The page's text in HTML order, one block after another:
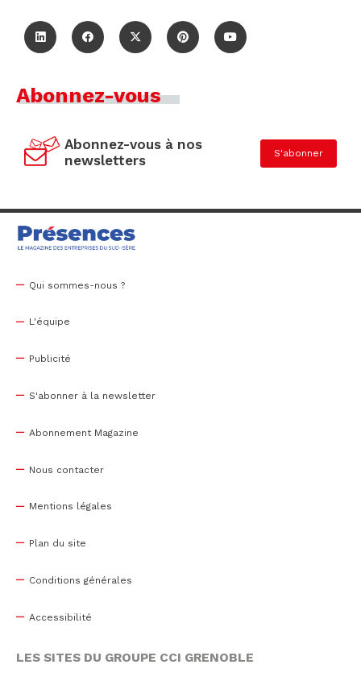
Abonnez-vous
Abonnez-vous à nos
newsletters
S'abonner
Qui sommes-nous ?
L'équipe
Publicité
S'abonner à la newsletter
Abonnement Magazine
Nous contacter
Mentions légales
Plan du site
Conditions générales
Accessibilité
LES SITES DU GROUPE CCI GRENOBLE